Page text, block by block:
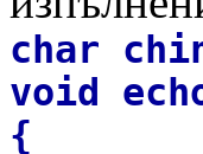
char
void
{